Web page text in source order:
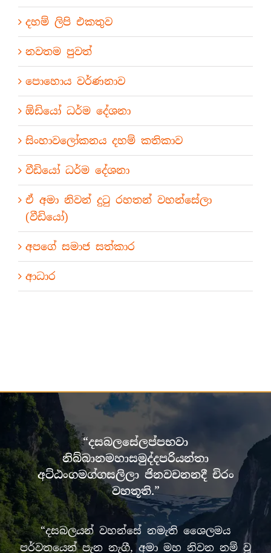
දහම් ලිපි එකතුව
නවතම පුවත්
පොහොය වර්ණනාව
ඕඩියෝ ධර්ම දේශනා
සිංහාවලෝකනය දහම් කතිකාව
වීඩියෝ ධර්ම දේශනා
ඒ අමා නිවන් දුටු රහතන් වහන්සේලා
(වීඩියෝ)
අපගේ සමාජ සත්කාර
ආධාර
“දසබලසේලප්පභවා
නිබ්බානමහාසමුද්දපරියන්තා
අට්ඨංගමග්ගසලිලා ජිනවචනනදී චිරං
වහතූති.”
“දසබලයන් වහන්සේ නමැති ශෛලමය
පර්වතයෙන් පැන නැගී, අමා මහ නිවන නම් වූ